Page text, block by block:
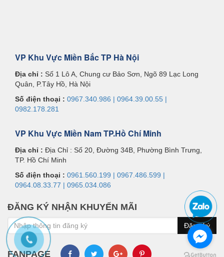
VP Khu Vực Miền Bắc TP Hà Nội
Địa chỉ : Số 1 Lô A, Chung cư Bảo Sơn, Ngõ 89 Lạc Long
Quân, P.Tây Hồ, Hà Nội
Số điện thoại : 0967.340.986 | 0964.39.00.55 |
0982.178.281
VP Khu Vực Miền Nam TP.Hồ Chí Minh
Địa chỉ : Địa Chỉ : Số 20, Đường 34B, Phường Bình Trưng,
TP. Hồ Chí Minh
Số điện thoại : 0961.560.199 | 0967.486.599 |
0964.08.33.77 | 0965.034.086
ĐĂNG KÝ NHẬN KHUYẾN MÃI
FANPAGE